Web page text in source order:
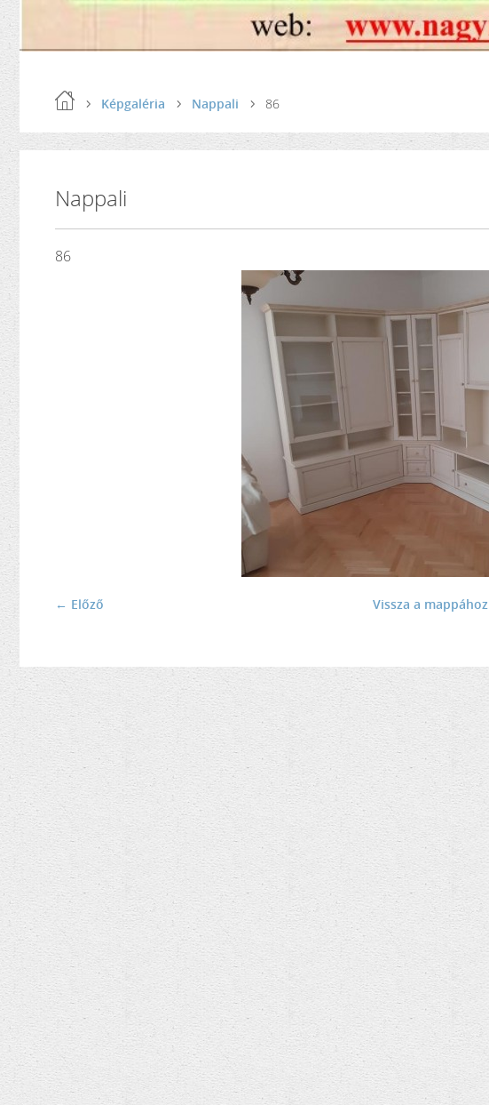
Képgaléria Nappali 86
Nappali
86
← Előző Vissza a mappához